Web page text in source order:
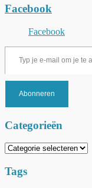
Facebook
Facebook
Typ je e-mail om je te abonneren op onze blog...
Abonneren
Categorieën
Categorieën
Tags